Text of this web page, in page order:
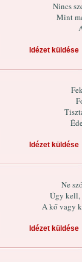
Nincs
Mint
Idézet küldése
Idézet küldése
Ne
Úgy kell,
A kő vagy
Idézet küldése